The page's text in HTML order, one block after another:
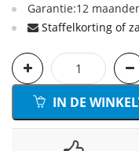
Garantie:12
Staffelkorting of
IN DE